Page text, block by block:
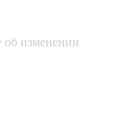
изменении